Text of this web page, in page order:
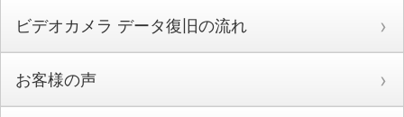
ビデオカメラ データ復旧の流れ
お客様の声